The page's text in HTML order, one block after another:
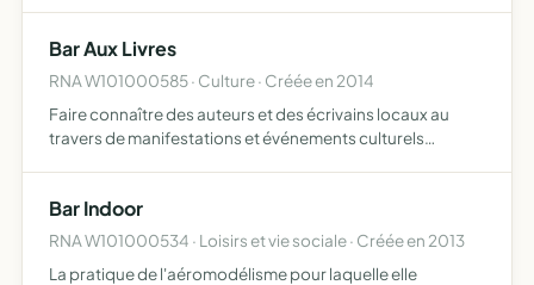
Bar Aux Livres
RNA W101000585 · Culture · Créée en 2014
Faire connaître des auteurs et des écrivains locaux au
travers de manifestations et événements culturels
Bar Indoor
RNA W101000534 · Loisirs et vie sociale · Créée en 2013
La pratique de l'aéromodélisme pour laquelle elle